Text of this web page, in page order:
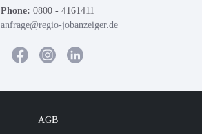
Phone: 0800 - 4161411
anfrage@regio-jobanzeiger.de
AGB